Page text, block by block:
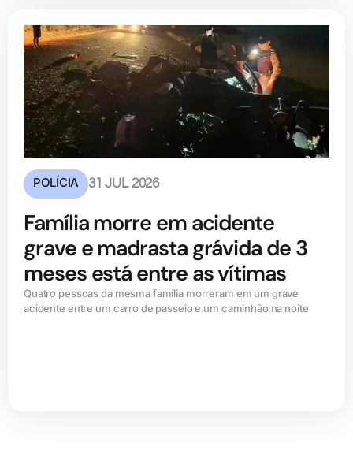
POLÍCIA 31 JUL 2026
Família morre em acidente
grave e madrasta grávida de 3
meses está entre as vítimas
Quatro pessoas da mesma família morreram em um grave
acidente entre um carro de passeio e um caminhão na noite